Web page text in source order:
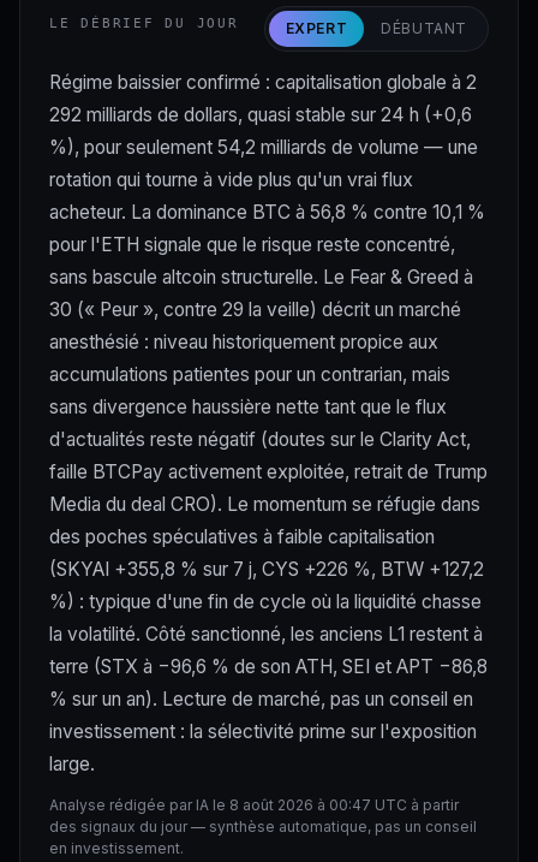
LE DÉBRIEF DU JOUR EXPERT DÉBUTANT
Régime baissier confirmé : capitalisation globale à 2
292 milliards de dollars, quasi stable sur 24 h (+0,6
%), pour seulement 54,2 milliards de volume — une
rotation qui tourne à vide plus qu'un vrai flux
acheteur. La dominance BTC à 56,8 % contre 10,1 %
pour l'ETH signale que le risque reste concentré,
sans bascule altcoin structurelle. Le Fear & Greed à
30 (« Peur », contre 29 la veille) décrit un marché
anesthésié : niveau historiquement propice aux
accumulations patientes pour un contrarian, mais
sans divergence haussière nette tant que le flux
d'actualités reste négatif (doutes sur le Clarity Act,
faille BTCPay activement exploitée, retrait de Trump
Media du deal CRO). Le momentum se réfugie dans
des poches spéculatives à faible capitalisation
(SKYAI +355,8 % sur 7 j, CYS +226 %, BTW +127,2
%) : typique d'une fin de cycle où la liquidité chasse
la volatilité. Côté sanctionné, les anciens L1 restent à
terre (STX à −96,6 % de son ATH, SEI et APT −86,8
% sur un an). Lecture de marché, pas un conseil en
investissement : la sélectivité prime sur l'exposition
large.
Analyse rédigée par IA le 8 août 2026 à 00:47 UTC à partir
des signaux du jour — synthèse automatique, pas un conseil
en investissement.